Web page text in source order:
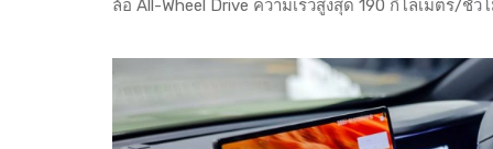
ล้อ All-Wheel Drive ความเร็วสูงสุด 190 กิโลเมตร/ชั่ว